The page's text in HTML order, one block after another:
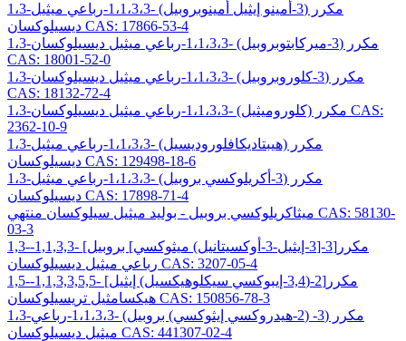
1،3-مكرر (3-أمينو إيثيل أمينوبروبيل) -1،1،3،3-رباعي ميثيل
ديسيلوكسان CAS: 17866-53-4
1،3-مكرر (3-ميركابتوبروبيل) -1،1،3،3-رباعي ميثيل ديسيلوكسان
CAS: 18001-52-0
1،3-مكرر (3-كلوروبروبيل) -1،1،3،3-رباعي ميثيل ديسيلوكسان
CAS: 18132-72-4
1،3-مكرر (كلوروميثيل) -1،1،3،3-رباعي ميثيل ديسيلوكسان CAS:
2362-10-9
1،3-مكرر (هيبتاديكافلوروديسيل) -1،1،3،3-رباعي ميثيل
ديسيلوكسان CAS: 129498-18-6
1،3-مكرر (3-أكريلوكسي بروبيل) -1،1،3،3-رباعي ميثيل
ديسيلوكسان CAS: 17898-71-4
ميثاكريلوكسي بروبيل - بوليد ميثيل سيلوكسان منتهي CAS: 58130-
03-3
1,3-مكرر[3-[3-إيثيل-3-أوكسيتانيل) ميثوكسي] بروبيل] -1,1,3,3-
رباعي ميثيل ديسيلوكسان CAS: 3207-05-4
1,5-مكرر[2-(3,4-إيبوكسي سيكلوهيكسيل) إيثيل] -1,1,3,3,5,5-
هيكسامثيل تريسيلوكسان CAS: 150856-78-3
1،3-مكرر (3- (2-هيدروكسي إيثوكسي) بروبيل) -1،1،3،3-رباعي
ميثيل ديسيلوكسان CAS: 441307-02-4